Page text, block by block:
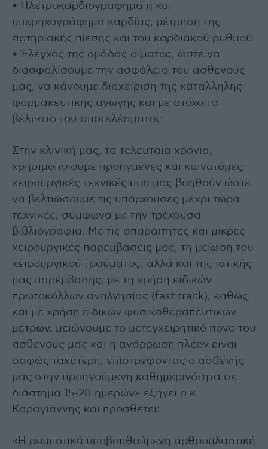
• Ηλετροκαρδιογράφημα ή και
υπερηχογράφημα καρδίας, μέτρηση της
αρτηριακής πίεσης και του καρδιακού ρυθμού
• Έλεγχος της ομάδας αίματος, ώστε να
διασφαλίσουμε την ασφάλεια του ασθενούς
μας, να κάνουμε διαχείριση της κατάλληλης
φαρμακευτικής αγωγής και με στόχο το
βέλτιστο του αποτελέσματος.
Στην κλινική μας, τα τελευταία χρόνια,
χρησιμοποιούμε προηγμένες και καινοτόμες
χειρουργικές τεχνικές που μας βοηθούν ώστε
να βελτιώσουμε τις υπάρχουσες μέχρι τώρα
τεχνικές, σύμφωνα με την τρέχουσα
βιβλιογραφία. Με τις απαραίτητες και μικρές
χειρουργικές παρεμβάσεις μας, τη μείωση του
χειρουργικού τραύματος, αλλά και της ιστικής
μας παρέμβασης, με τη χρήση ειδικών
πρωτοκόλλων αναλγησίας (fast track), καθώς
και με χρήση ειδικών φυσικοθεραπευτικών
μέτρων, μειώνουμε το μετεγχειρητικό πόνο του
ασθενούς μας και η ανάρρωση πλέον είναι
σαφώς ταχύτερη, επιστρέφοντας ο ασθενής
μας στην προηγούμενη καθημερινότητα σε
διάστημα 15-20 ημερών» εξηγεί ο κ.
Καραγιάννης και προσθέτει:
«Η ρομποτικά υποβοηθούμενη αρθροπλαστική